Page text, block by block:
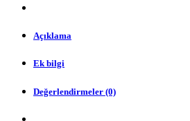
Açıklama
Ek bilgi
Değerlendirmeler (0)